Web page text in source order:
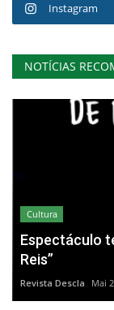
Instagram
NOTÍCIAS
Cultura
Espectáculo
Reis”
Revista Descla Mai